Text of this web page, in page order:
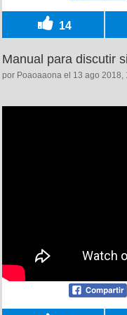
14
Manual para discutir
por Poaoaaona el 13 ago 2018,